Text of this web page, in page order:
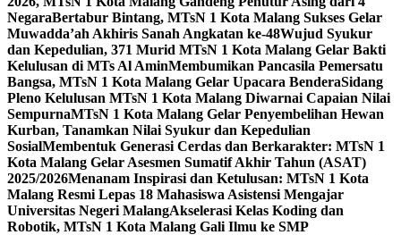
NegaraBertabur Bintang, MTsN 1 Kota Malang Sukses Gelar
Muwadda’ah Akhiris Sanah Angkatan ke-48Wujud Syukur
dan Kepedulian, 371 Murid MTsN 1 Kota Malang Gelar Bakti
Kelulusan di MTs Al AminMembumikan Pancasila Pemersatu
Bangsa, MTsN 1 Kota Malang Gelar Upacara BenderaSidang
Pleno Kelulusan MTsN 1 Kota Malang Diwarnai Capaian Nilai
SempurnaMTsN 1 Kota Malang Gelar Penyembelihan Hewan
Kurban, Tanamkan Nilai Syukur dan Kepedulian
SosialMembentuk Generasi Cerdas dan Berkarakter: MTsN 1
Kota Malang Gelar Asesmen Sumatif Akhir Tahun (ASAT)
2025/2026Menanam Inspirasi dan Ketulusan: MTsN 1 Kota
Malang Resmi Lepas 18 Mahasiswa Asistensi Mengajar
Universitas Negeri MalangAkselerasi Kelas Koding dan
Robotik, MTsN 1 Kota Malang Gali Ilmu ke SMP